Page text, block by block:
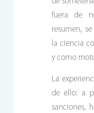
fuera de
resumen,
la ciencia
y como
La
de ello: a
sanciones,